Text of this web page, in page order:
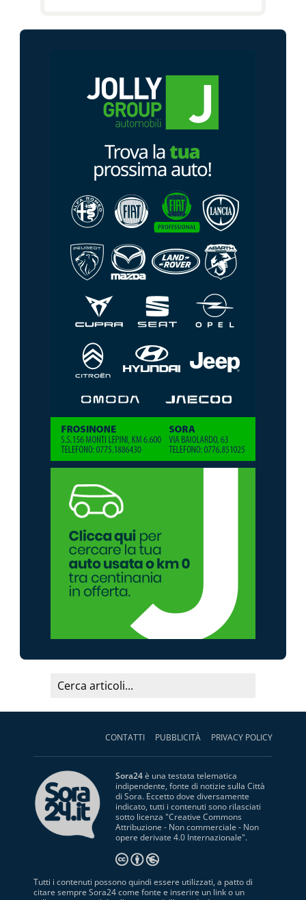
CONTATTI PUBBLICITÀ PRIVACY POLICY
Sora24è una testata telematica
indipendente, fonte di notizie sulla Città
di Sora. Eccetto dove diversamente
indicato, tutti i contenuti sono rilasciati
sotto licenza "Creative Commons
Attribuzione - Non commerciale - Non
opere derivate 4.0 Internazionale".
Tutti i contenuti possono quindi essere utilizzati, a patto di
citare sempre Sora24 come fonte e inserire un link o un